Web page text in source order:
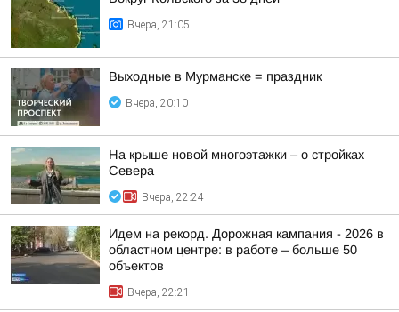
Вчера, 21:05
Выходные в Мурманске = праздник
Вчера, 20:10
На крыше новой многоэтажки – о стройках
Севера
Вчера, 22:24
Идем на рекорд. Дорожная кампания - 2026 в
областном центре: в работе – больше 50
объектов
Вчера, 22:21